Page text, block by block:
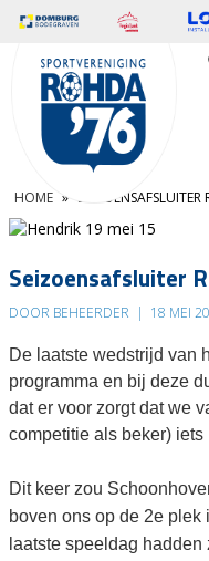
HOME »
Seizoensafsluiter
DOOR BEHEERDER | 18 MEI
De laatste wedstrijd van
programma en bij deze
dat er voor zorgt dat we
competitie als beker)
Dit keer zou
boven ons op de 2e plek
laatste speeldag